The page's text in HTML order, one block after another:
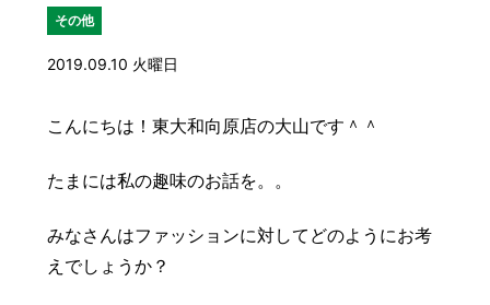
お店を知る
サービスを知る
レンズ交換 豆知識 レスキュー ご購入の流れ
その他
2019.09.10 火曜日
こんにちは！東大和向原店の大山です＾＾
たまには私の趣味のお話を。。
みなさんはファッションに対してどのようにお考
えでしょうか？